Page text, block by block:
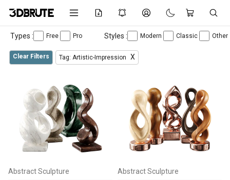
Types : Free Pro Styles : Modern Classic Other
Clear Filters Tag: Artistic-Impression X
Abstract Sculpture Abstract Sculpture